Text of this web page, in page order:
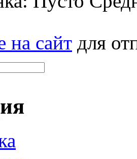
на сайт для